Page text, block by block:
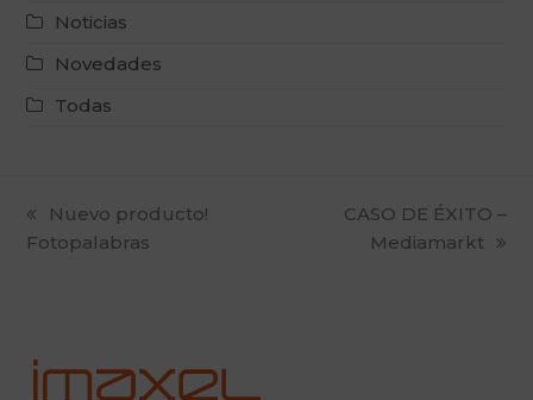
Noticias
Novedades
Todas
previous
post:
Nuevo producto!
Fotopalabras
next
post:
CASO DE ÉXITO –
Mediamarkt